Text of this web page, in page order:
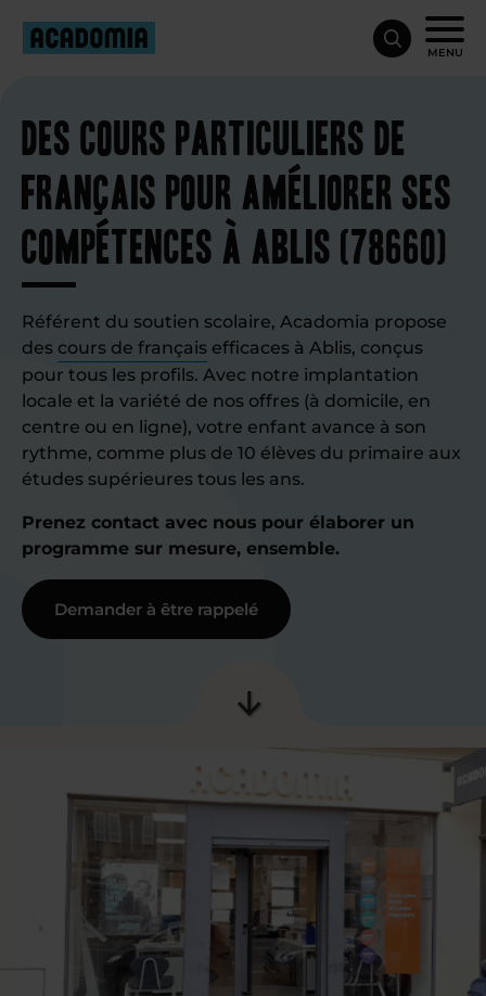
MENU
Des cours particuliers de
français pour améliorer ses
compétences à Ablis (78660)
Référent du soutien scolaire, Acadomia propose
des cours de français efficaces à Ablis, conçus
pour tous les profils. Avec notre implantation
locale et la variété de nos offres (à domicile, en
centre ou en ligne), votre enfant avance à son
rythme, comme plus de 10 élèves du primaire aux
études supérieures tous les ans.
Prenez contact avec nous pour élaborer un
programme sur mesure, ensemble.
Demander à être rappelé